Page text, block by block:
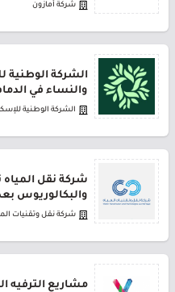
شركة أمازون
الشركة الوطنية
والنساء في
الشركة الوطنية
شركة نقل
والبكالوريوس
شركة نقل وتقنيات
مشاريع الترفيه